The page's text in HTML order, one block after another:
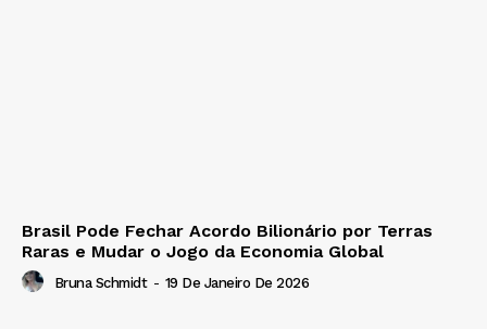
Brasil Pode Fechar Acordo Bilionário por Terras
Raras e Mudar o Jogo da Economia Global
Bruna Schmidt - 19 De Janeiro De 2026